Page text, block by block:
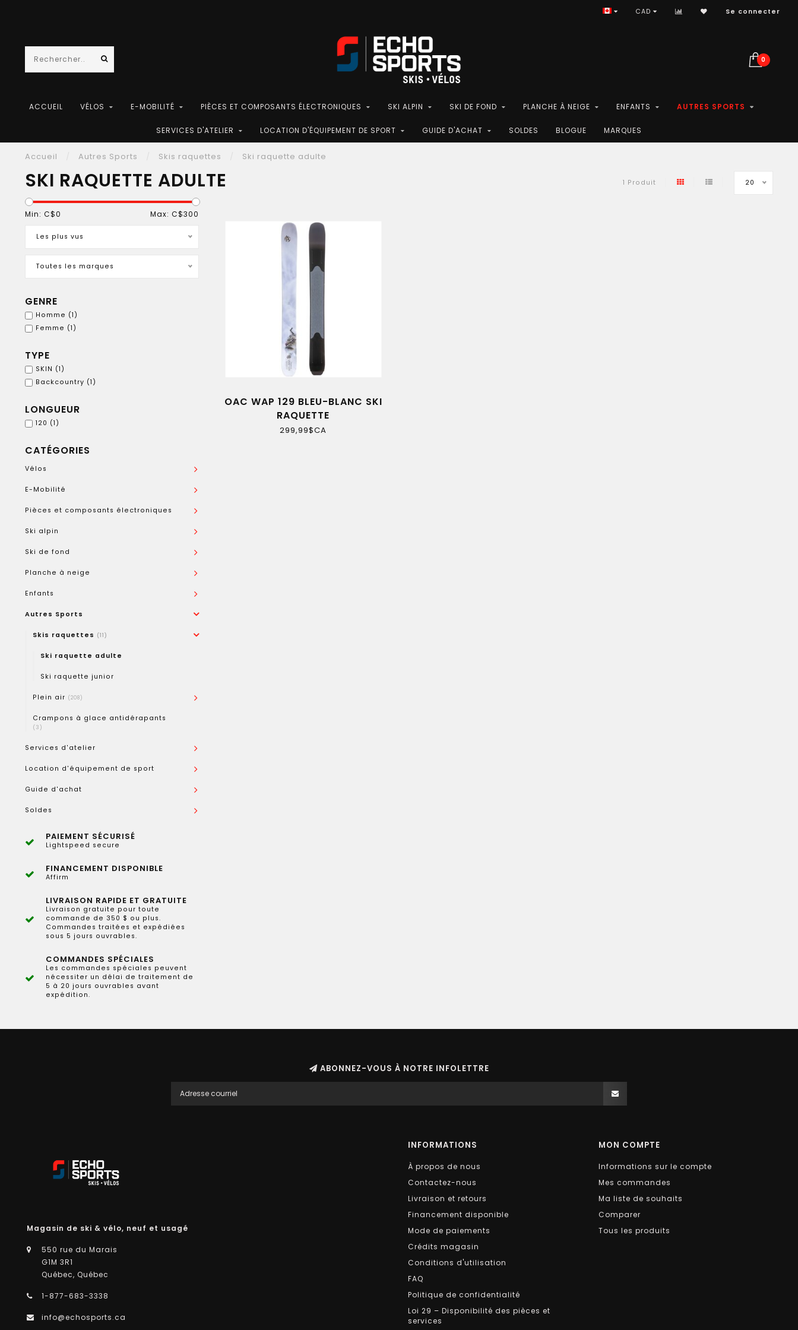
CAD Se connecter
0
ACCUEIL VÉLOS E-MOBILITÉ PIÈCES ET COMPOSANTS ÉLECTRONIQUES SKI ALPIN SKI DE FOND PLANCHE À NEIGE ENFANTS AUTRES SPORTS
SERVICES D'ATELIER LOCATION D'ÉQUIPEMENT DE SPORT GUIDE D'ACHAT SOLDES BLOGUE MARQUES
Accueil Autres Sports Skis raquettes Ski raquette adulte
SKI RAQUETTE ADULTE 1 Produit 20
Min: C$0 Max: C$300
Les plus vus
Toutes les marques
GENRE
Homme (1)
Femme (1)
TYPE
SKIN (1)
Backcountry (1)
LONGUEUR
120 (1)
CATÉGORIES
Vélos
E-Mobilité
Pièces et composants électroniques
Ski alpin
Ski de fond
Planche à neige
Enfants
Autres Sports
Skis raquettes (11)
Ski raquette adulte
Ski raquette junior
Plein air (208)
Crampons à glace antidérapants
(3)
Services d'atelier
Location d'équipement de sport
Guide d'achat
Soldes
PAIEMENT SÉCURISÉ
Lightspeed secure
FINANCEMENT DISPONIBLE
Affirm
LIVRAISON RAPIDE ET GRATUITE
Livraison gratuite pour toute
commande de 350 $ ou plus.
Commandes traitées et expédiées
sous 5 jours ouvrables.
COMMANDES SPÉCIALES
Les commandes spéciales peuvent
nécessiter un délai de traitement de
5 à 20 jours ouvrables avant
expédition.
OAC WAP 129 BLEU-BLANC SKI
RAQUETTE
299,99$CA
ABONNEZ-VOUS À NOTRE INFOLETTRE
Magasin de ski & vélo, neuf et usagé
550 rue du Marais
G1M 3R1
Québec, Québec
1-877-683-3338
info@echosports.ca
INFORMATIONS
À propos de nous
Contactez-nous
Livraison et retours
Financement disponible
Mode de paiements
Crédits magasin
Conditions d'utilisation
FAQ
Politique de confidentialité
Loi 29 – Disponibilité des pièces et
services
MON COMPTE
Informations sur le compte
Mes commandes
Ma liste de souhaits
Comparer
Tous les produits